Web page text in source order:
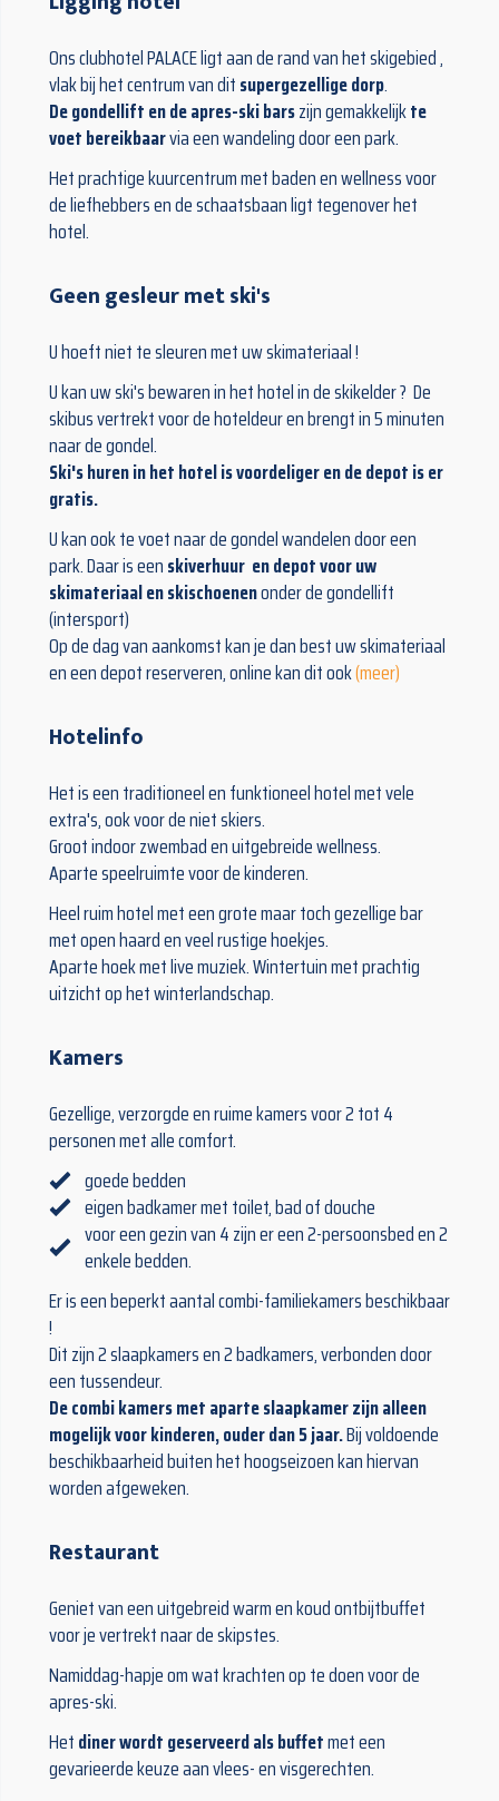
Ons clubhotel PALACE ligt aan de rand van het skigebied ,
vlak bij het centrum van ditsupergezellige dorp.
De gondellift en de apres-ski barszijn gemakkelijkte
voet bereikbaarvia een wandeling door een park.
Het prachtige kuurcentrum met baden en wellness voor
de liefhebbers en de schaatsbaan ligt tegenover het
hotel.
Geen gesleur met ski's
U hoeft niet te sleuren met uw skimateriaal !
U kan uw ski's bewaren in het hotel in de skikelder ? De
skibus vertrekt voor de hoteldeur en brengt in 5 minuten
naar de gondel.
Ski's huren in het hotel is voordeliger en de depot is er
gratis.
U kan ook te voet naar de gondel wandelen door een
park. Daar is eenskiverhuur en depot voor uw
skimateriaal en skischoenenonder de gondellift
(intersport)
Op de dag van aankomst kan je dan best uw skimateriaal
en een depot reserveren, online kan dit ook(meer)
Hotelinfo
Het is een traditioneel en funktioneel hotel met vele
extra's, ook voor de niet skiers.
Groot indoor zwembad en uitgebreide wellness.
Aparte speelruimte voor de kinderen.
Heel ruim hotel met een grote maar toch gezellige bar
met open haard en veel rustige hoekjes.
Aparte hoek met live muziek. Wintertuin met prachtig
uitzicht op het winterlandschap.
Kamers
Gezellige, verzorgde en ruime kamers voor 2 tot 4
personen met alle comfort.
goede bedden
eigen badkamer met toilet, bad of douche
voor een gezin van 4 zijn er een 2-persoonsbed en 2
enkele bedden.
Er is een beperkt aantal combi-familiekamers beschikbaar
!
Dit zijn 2 slaapkamers en 2 badkamers, verbonden door
een tussendeur.
De combi kamers met aparte slaapkamer zijn alleen
mogelijk voor kinderen, ouder dan 5 jaar.Bij voldoende
beschikbaarheid buiten het hoogseizoen kan hiervan
worden afgeweken.
Restaurant
Geniet van een uitgebreid warm en koud ontbijtbuffet
voor je vertrekt naar de skipstes.
Namiddag-hapje om wat krachten op te doen voor de
apres-ski.
Hetdiner wordt geserveerd als buffetmet een
gevarieerde keuze aan vlees- en visgerechten.